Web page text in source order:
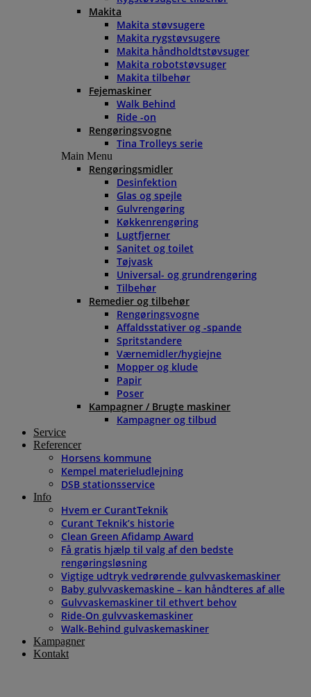
Makita
Makita støvsugere
Makita rygstøvsugere
Makita håndholdtstøvsuger
Makita robotstøvsuger
Makita tilbehør
Fejemaskiner
Walk Behind
Ride -on
Rengøringsvogne
Tina Trolleys serie
Main Menu
Rengøringsmidler
Desinfektion
Glas og spejle
Gulvrengøring
Køkkenrengøring
Lugtfjerner
Sanitet og toilet
Tøjvask
Universal- og grundrengøring
Tilbehør
Remedier og tilbehør
Rengøringsvogne
Affaldsstativer og -spande
Spritstandere
Værnemidler/hygiejne
Mopper og klude
Papir
Poser
Kampagner / Brugte maskiner
Kampagner og tilbud
Service
Referencer
Horsens kommune
Kempel materieludlejning
DSB stationsservice
Info
Hvem er CurantTeknik
Curant Teknik’s historie
Clean Green Afidamp Award
Få gratis hjælp til valg af den bedste
rengøringsløsning
Vigtige udtryk vedrørende gulvvaskemaskiner
Baby gulvvaskemaskine – kan håndteres af alle
Gulvvaskemaskiner til ethvert behov
Ride-On gulvvaskemaskiner
Walk-Behind gulvaskemaskiner
Kampagner
Kontakt